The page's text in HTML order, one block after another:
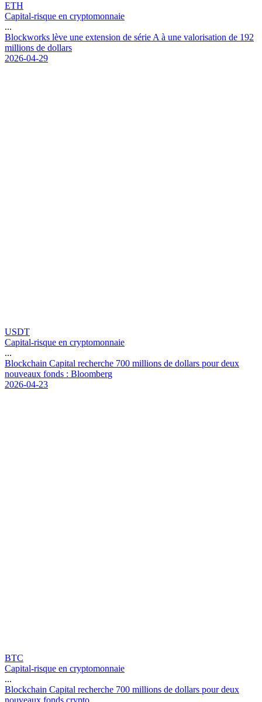
ETH
Capital-risque en cryptomonnaie
...
Blockworks lève une extension de série A à une valorisation de 192
millions de dollars
2026-04-29
USDT
Capital-risque en cryptomonnaie
...
Blockchain Capital recherche 700 millions de dollars pour deux
nouveaux fonds : Bloomberg
2026-04-23
BTC
Capital-risque en cryptomonnaie
...
Blockchain Capital recherche 700 millions de dollars pour deux
nouveaux fonds crypto